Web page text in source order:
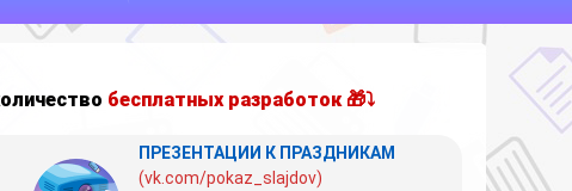
бесплатных разработок 🎁⤵
ПРЕЗЕНТАЦИИ К ПРАЗДНИКАМ
(vk.com/pokaz_slajdov)